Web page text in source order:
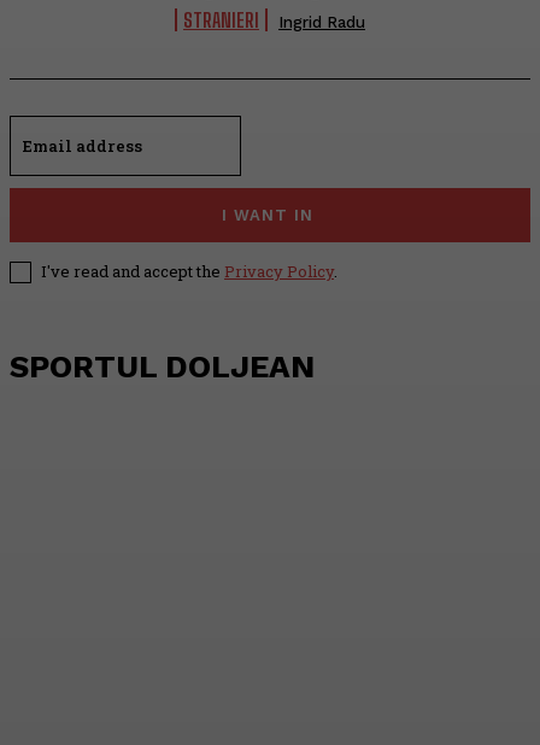
STRANIERI Ingrid Radu
I WANT IN
I've read and accept the Privacy Policy.
SPORTUL DOLJEAN